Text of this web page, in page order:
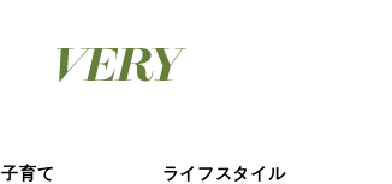
子育て ライフスタイル